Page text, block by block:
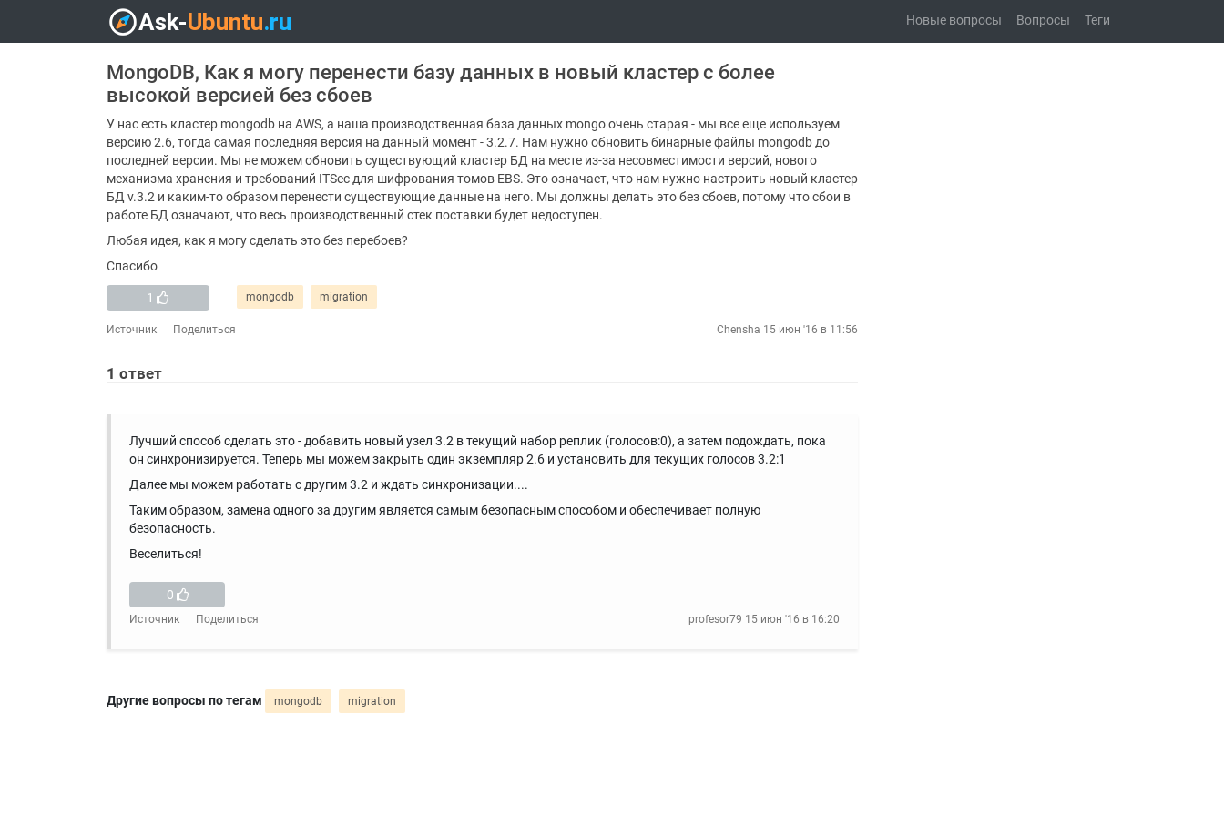
Новые вопросы Вопросы Теги
MongoDB, Как я могу перенести базу данных в новый кластер с более
высокой версией без сбоев
У нас есть кластер mongodb на AWS, а наша производственная база данных mongo очень старая - мы все еще используем
версию 2.6, тогда самая последняя версия на данный момент - 3.2.7. Нам нужно обновить бинарные файлы mongodb до
последней версии. Мы не можем обновить существующий кластер БД на месте из-за несовместимости версий, нового
механизма хранения и требований ITSec для шифрования томов EBS. Это означает, что нам нужно настроить новый кластер
БД v.3.2 и каким-то образом перенести существующие данные на него. Мы должны делать это без сбоев, потому что сбои в
работе БД означают, что весь производственный стек поставки будет недоступен.
Любая идея, как я могу сделать это без перебоев?
Спасибо
1 mongodb migration
Источник Поделиться Chensha 15 июн '16 в 11:56
1 ответ
Лучший способ сделать это - добавить новый узел 3.2 в текущий набор реплик (голосов:0), а затем подождать, пока
он синхронизируется. Теперь мы можем закрыть один экземпляр 2.6 и установить для текущих голосов 3.2:1
Далее мы можем работать с другим 3.2 и ждать синхронизации....
Таким образом, замена одного за другим является самым безопасным способом и обеспечивает полную
безопасность.
Веселиться!
0
Источник Поделиться profesor79 15 июн '16 в 16:20
Другие вопросы по тегам mongodb migration